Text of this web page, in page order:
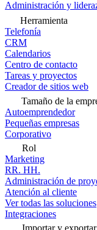
Administración y
Herramienta
Telefonía
CRM
Calendarios
Centro de contacto
Tareas y proyectos
Creador de sitios web
Tamaño de la
Autoemprendedor
Pequeñas empresas
Corporativo
Rol
Marketing
RR. HH.
Administración de
Atención al cliente
Ver todas las soluciones
Integraciones
Importar y exportar